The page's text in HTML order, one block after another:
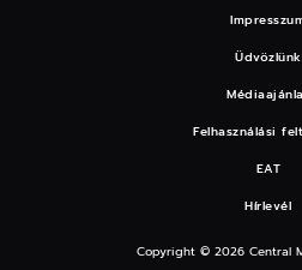
Üdvözlünk
Felhasználási
EAT
Hírlevél
Copyright © 2026 Central